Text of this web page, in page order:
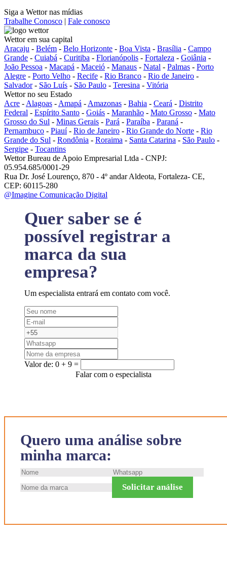
Quero uma análise sobre
minha marca:
Solicitar análise
Siga a Wettor nas mídias
Trabalhe Conosco | Fale conosco
Wettor em sua capital
Aracaju - Belém - Belo Horizonte - Boa Vista - Brasília - Campo
Grande - Cuiabá - Curitiba - Florianópolis - Fortaleza - Goiânia -
João Pessoa - Macapá - Maceió - Manaus - Natal - Palmas - Porto
Alegre - Porto Velho - Recife - Rio Branco - Rio de Janeiro -
Salvador- São Luís - São Paulo - Teresina - Vitória
Wettor no seu Estado
Acre - Alagoas - Amapá - Amazonas - Bahia - Ceará - Distrito
Federal - Espírito Santo - Goiás - Maranhão - Mato Grosso - Mato
Grosso do Sul - Minas Gerais - Pará - Paraíba - Paraná -
Pernambuco - Piauí- Rio de Janeiro - Rio Grande do Norte - Rio
Grande do Sul - Rondônia - Roraima - Santa Catarina - São Paulo -
Sergipe - Tocantins
Wettor Bureau de Apoio Empresarial Ltda - CNPJ:
05.954.685/0001-29
Rua Dr. José Lourenço, 870 - 4º andar Aldeota, Fortaleza- CE,
CEP: 60115-280
@Imagine Comunicação Digital
Quer saber se é
possível registrar a
marca da sua
empresa?
Um especialista entrará em contato com você.
Valor de: 0 + 9 =
Falar com o especialista